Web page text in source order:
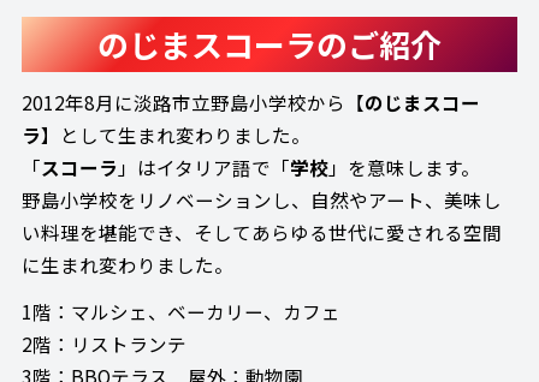
のじまスコーラのご紹介
2012年8月に淡路市立野島小学校から【のじまスコー
ラ】として生まれ変わりました。
「スコーラ 」はイタリア語で「学校」を意味します。
野島小学校をリノベーションし、自然やアート、美味し
い料理を堪能でき、そしてあらゆる世代に愛される空間
に生まれ変わりました。
1階：マルシェ、ベーカリー、カフェ
2階：リストランテ
3階：BBQテラス 屋外：動物園